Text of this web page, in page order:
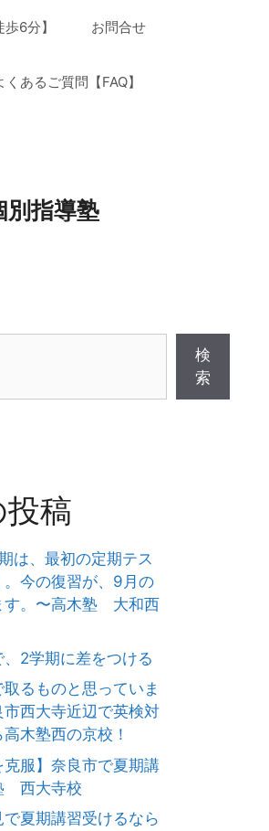
6分】 お問合せ
くあるご質問【FAQ】
指導塾
検
索
稿
は、最初の定期テス
。今の復習が、9月の
す。〜高木塾 大和西
2学期に差をつける
るものと思っていま
西大寺近辺で英検対
木塾西の京校！
克服】奈良市で夏期講
西大寺校
夏期講習受けるなら